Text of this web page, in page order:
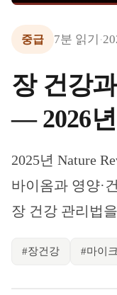
중급 7분 읽기 ·
장 건강
— 2026
2025년 Nature
바이옴과 영양·
장 건강 관리법
#장건강 #마이